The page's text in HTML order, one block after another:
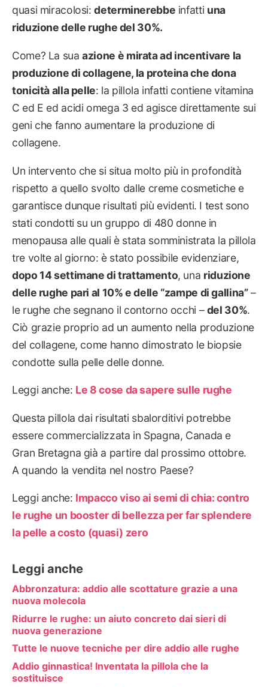
quasi miracolosi:determinerebbe infatti una
riduzione delle rughe del 30%.
Come? La suaazione è mirata ad incentivare la
produzione di collagene, la proteina che dona
tonicità alla pelle: la pillola infatti contiene vitamina
C ed E ed acidi omega 3 ed agisce direttamente sui
geni che fanno aumentare la produzione di
collagene.
Un intervento che si situa molto più in profondità
rispetto a quello svolto dalle creme cosmetiche e
garantisce dunque risultati più evidenti. I test sono
stati condotti su un gruppo di 480 donne in
menopausa alle quali è stata somministrata la pillola
tre volte al giorno: è stato possibile evidenziare,
dopo 14 settimane di trattamento, una riduzione
delle rughe pari al 10% e delle “zampe di gallina”–
le rughe che segnano il contorno occhi –del 30%.
Ciò grazie proprio ad un aumento nella produzione
del collagene, come hanno dimostrato le biopsie
condotte sulla pelle delle donne.
Leggi anche: Le 8 cose da sapere sulle rughe
Questa pillola dai risultati sbalorditivi potrebbe
essere commercializzata in Spagna, Canada e
Gran Bretagna già a partire dal prossimo ottobre.
A quando la vendita nel nostro Paese?
Leggi anche: Impacco viso ai semi di chia: contro
le rughe un booster di bellezza per far splendere
la pelle a costo (quasi) zero
Leggi anche
Abbronzatura: addio alle scottature grazie a una
nuova molecola
Ridurre le rughe: un aiuto concreto dai sieri di
nuova generazione
Tutte le nuove tecniche per dire addio alle rughe
Addio ginnastica! Inventata la pillola che la
sostituisce